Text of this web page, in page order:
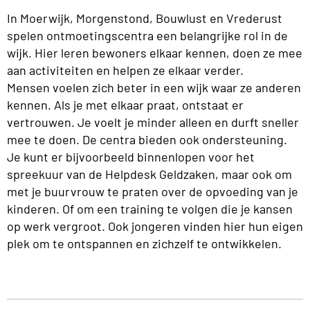
In Moerwijk, Morgenstond, Bouwlust en Vrederust
spelen ontmoetingscentra een belangrijke rol in de
wijk. Hier leren bewoners elkaar kennen, doen ze mee
aan activiteiten en helpen ze elkaar verder.
Mensen voelen zich beter in een wijk waar ze anderen
kennen. Als je met elkaar praat, ontstaat er
vertrouwen. Je voelt je minder alleen en durft sneller
mee te doen. De centra bieden ook ondersteuning.
Je kunt er bijvoorbeeld binnenlopen voor het
spreekuur van de Helpdesk Geldzaken, maar ook om
met je buurvrouw te praten over de opvoeding van je
kinderen. Of om een training te volgen die je kansen
op werk vergroot. Ook jongeren vinden hier hun eigen
plek om te ontspannen en zichzelf te ontwikkelen.